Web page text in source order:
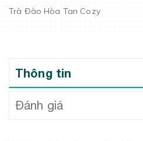
Trà Đào Hòa Tan Cozy
Thông tin
Đánh giá